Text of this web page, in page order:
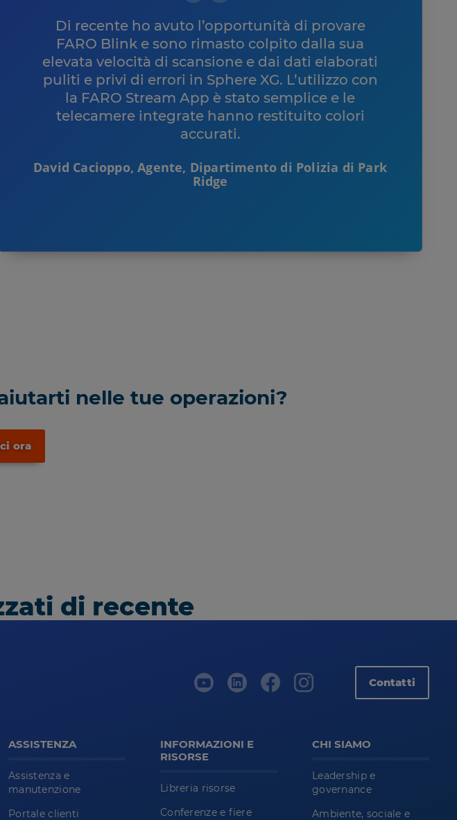
Di recente ho avuto l’opportunità di provare
FARO Blink e sono rimasto colpito dalla sua
elevata velocità di scansione e dai dati elaborati
puliti e privi di errori in Sphere XG. L’utilizzo con
la FARO Stream App è stato semplice e le
telecamere integrate hanno restituito colori
accurati.
David Cacioppo, Agente, Dipartimento di Polizia di Park
Ridge
nelle tue operazioni?
ora
di recente
Contatti
ASSISTENZA
Assistenza e
manutenzione
Portale clienti
INFORMAZIONI E
RISORSE
Libreria risorse
Conferenze e fiere
CHI SIAMO
Leadership e
governance
Ambiente, sociale e